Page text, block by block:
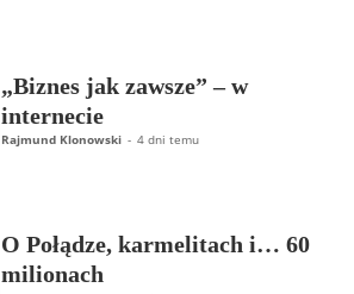
„Biznes jak zawsze” – w
internecie
Rajmund Klonowski - 4 dni temu
O Połądze, karmelitach i… 60
milionach